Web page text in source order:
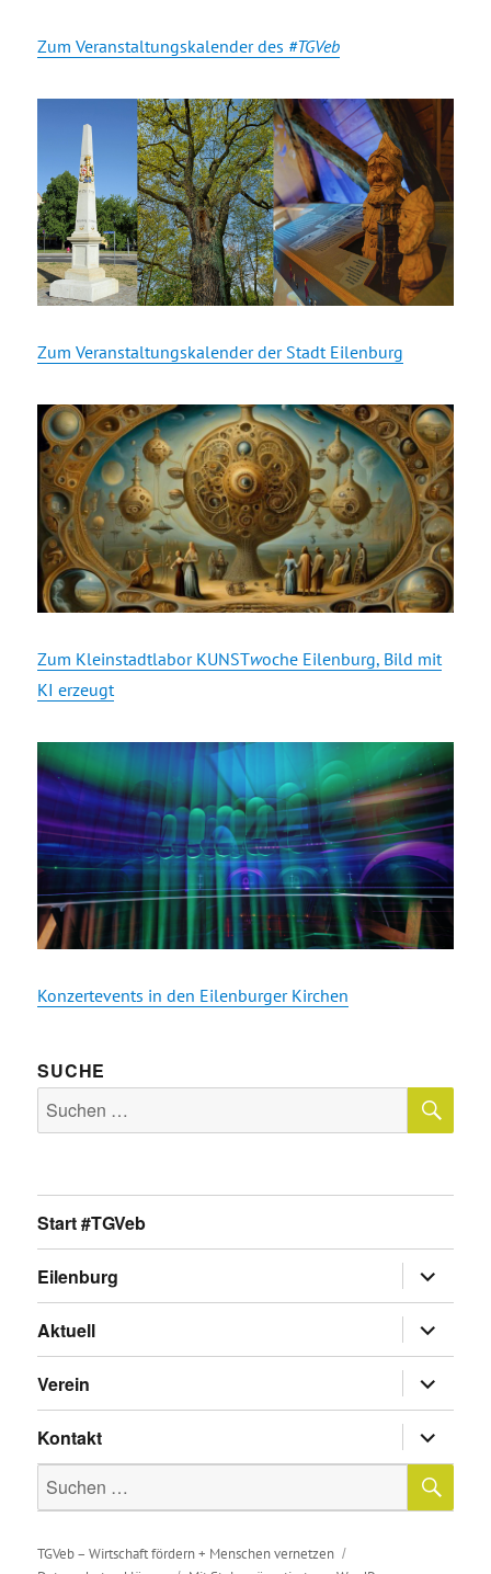
Zum Veranstaltungskalender des #TGVeb
Zum Veranstaltungskalender der Stadt Eilenburg
Zum Kleinstadtlabor KUNSTwoche Eilenburg, Bild mit
KI erzeugt
Konzertevents in den Eilenburger Kirchen
SUCHE
Suche
nach:
Start #TGVeb
Eilenburg
anzeigen
Aktuell
anzeigen
Verein
anzeigen
Kontakt
anzeigen
Suche
nach:
TGVeb – Wirtschaft fördern + Menschen vernetzen